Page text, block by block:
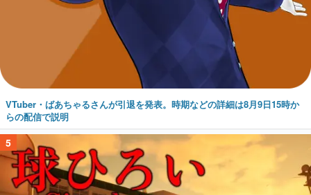
VTuber・ばあちゃるさんが引退を発表。時期などの詳細は8月9日15時か
らの配信で説明
5